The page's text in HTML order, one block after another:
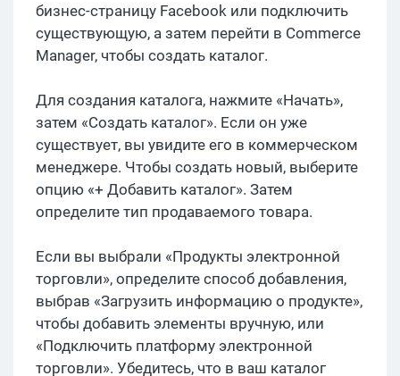
бизнес-страницу Facebook или подключить
существующую, а затем перейти в Commerce
Manager, чтобы создать каталог.
Для создания каталога, нажмите «Начать»,
затем «Создать каталог». Если он уже
существует, вы увидите его в коммерческом
менеджере. Чтобы создать новый, выберите
опцию «+ Добавить каталог». Затем
определите тип продаваемого товара.
Если вы выбрали «Продукты электронной
торговли», определите способ добавления,
выбрав «Загрузить информацию о продукте»,
чтобы добавить элементы вручную, или
«Подключить платформу электронной
торговли». Убедитесь, что в ваш каталог